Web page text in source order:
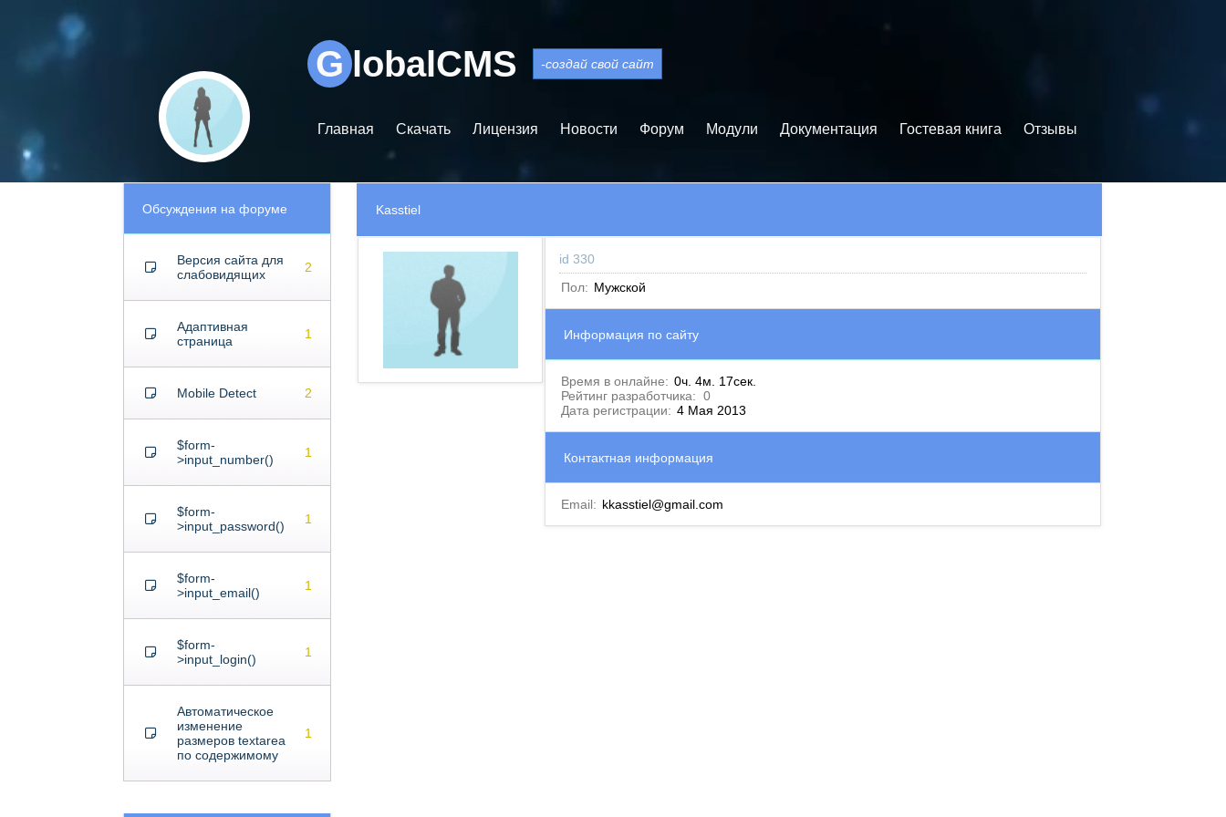
G lobalCMS -создай свой сайт
Главная Скачать Лицензия Новости Форум Модули Документация Гостевая книга Отзывы
Обсуждения на форуме
Версия сайта для
слабовидящих
2
Адаптивная
страница
1
Mobile Detect 2
$form-
>input_number()
1
$form-
>input_password()
1
$form-
>input_email()
1
$form-
>input_login()
1
Автоматическое
изменение
размеров textarea
по содержимому
1
Kasstiel
id 330
Пол: Мужской
Информация по сайту
Время в онлайне: 0ч. 4м. 17сек.
Рейтинг разработчика: 0
Дата регистрации: 4 Мая 2013
Контактная информация
Email: kkasstiel@gmail.com